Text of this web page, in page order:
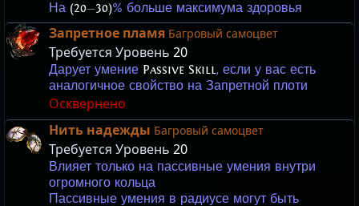
На (20—30)% больше максимума здоровья
Запретное пламя Багровый самоцвет
Требуется Уровень 20
Дарует умение Passive Skill, если у вас есть
аналогичное свойство на Запретной плоти
Осквернено
Нить надежды Багровый самоцвет
Требуется Уровень 20
Влияет только на пассивные умения внутри
огромного кольца
Пассивные умения в радиусе могут быть